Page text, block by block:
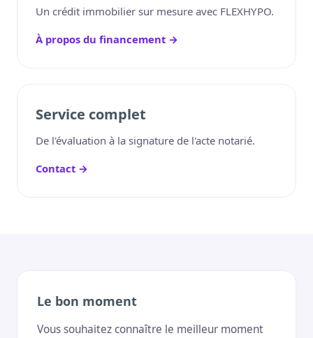
Un crédit immobilier sur mesure avec FLEXHYPO.
À propos du financement →
Service complet
De l'évaluation à la signature de l'acte notarié.
Contact →
Le bon moment
Vous souhaitez connaître le meilleur moment